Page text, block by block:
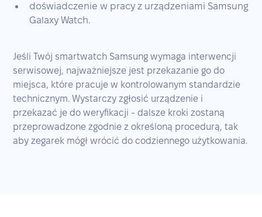
doświadczenie w pracy z urządzeniami Samsung
Galaxy Watch.
Jeśli Twój smartwatch Samsung wymaga interwencji
serwisowej, najważniejsze jest przekazanie go do
miejsca, które pracuje w kontrolowanym standardzie
technicznym. Wystarczy zgłosić urządzenie i
przekazać je do weryfikacji - dalsze kroki zostaną
przeprowadzone zgodnie z określoną procedurą, tak
aby zegarek mógł wrócić do codziennego użytkowania.